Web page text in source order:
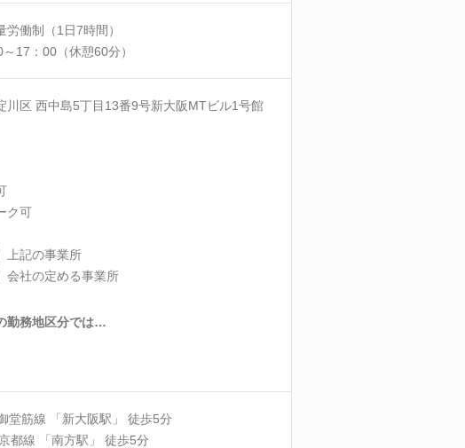
労働制（1日7時間）
17：00（休憩60分）
川区 西中島5丁目13番9号新大阪MTビル1号館
ク可
上記の事業所
会社の定める事業所
勤務地区分では…
堂筋線 「新大阪駅」 徒歩5分
都線 「南方駅」 徒歩5分